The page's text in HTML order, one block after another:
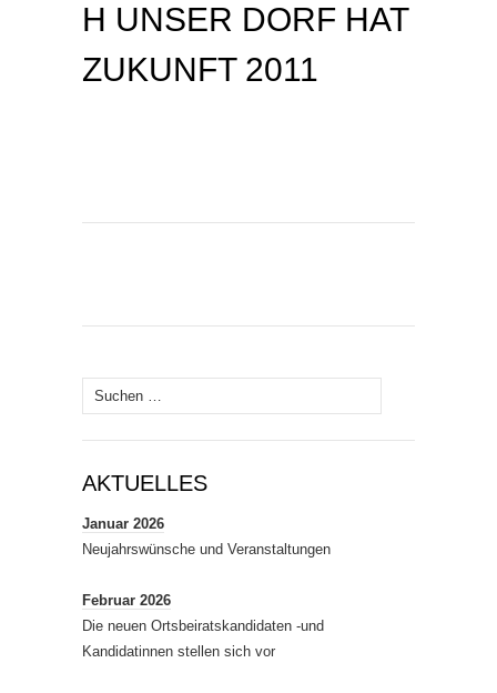
H UNSER DORF HAT
ZUKUNFT 2011
Suchen
nach:
AKTUELLES
Januar 2026
Neujahrswünsche und Veranstaltungen
Februar 2026
Die neuen Ortsbeiratskandidaten -und
Kandidatinnen stellen sich vor